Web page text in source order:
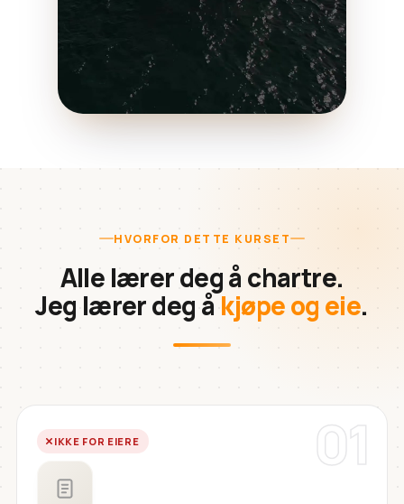
HVORFOR DETTE KURSET
Alle lærer deg å chartre.
Jeg lærer deg åkjøpe og eie.
01
IKKE FOR EIERE